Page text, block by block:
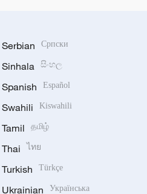
Serbian Српски
Sinhala සිංහල
Spanish Español
Swahili Kiswahili
Tamil தமிழ்
Thai ไทย
Turkish Türkçe
Ukrainian Українська